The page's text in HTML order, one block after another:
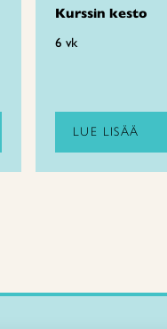
Kurssin kesto
6 vk
LUE LISÄÄ